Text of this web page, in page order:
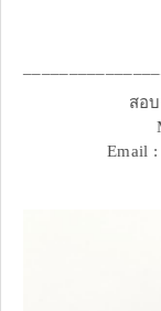
สอ
Email :